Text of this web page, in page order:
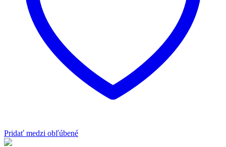
Pridať medzi obľúbené